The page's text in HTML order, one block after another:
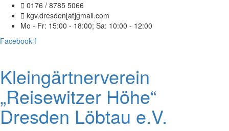
0176 / 8785 5066
kgv.dresden[at]gmail.com
Mo - Fr: 15:00 - 18:00; Sa: 10:00 - 12:00
Facebook-f
Kleingärtnerverein
„Reisewitzer Höhe“
Dresden Löbtau e.V.